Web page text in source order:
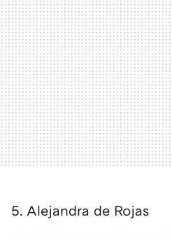
5. Alejandra de Rojas